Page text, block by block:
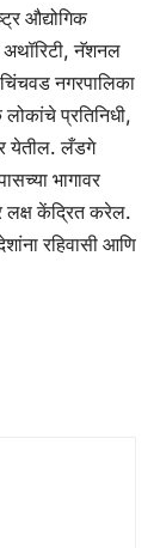
औद्योगिक
नॅशनल
नगरपालिका
प्रतिनिधी,
येतील. लँडगे
भागावर
लक्ष केंद्रित करेल.
रहिवासी आणि